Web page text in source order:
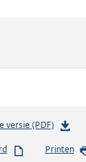
versie (PDF)b
s
Printen